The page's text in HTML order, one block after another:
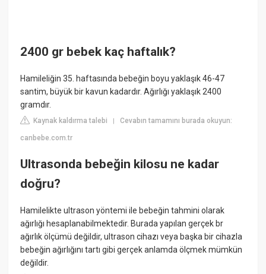
2400 gr bebek kaç haftalık?
Hamileliğin 35. haftasında bebeğin boyu yaklaşık 46-47
santim, büyük bir kavun kadardır. Ağırlığı yaklaşık 2400
gramdır.
Kaynak kaldırma talebi |Cevabın tamamını burada okuyun:
canbebe.com.tr
Ultrasonda bebeğin kilosu ne kadar
doğru?
Hamilelikte ultrason yöntemi ile bebeğin tahmini olarak
ağırlığı hesaplanabilmektedir. Burada yapılan gerçek br
ağırlık ölçümü değildir, ultrason cihazı veya başka bir cihazla
bebeğin ağırlığını tartı gibi gerçek anlamda ölçmek mümkün
değildir.